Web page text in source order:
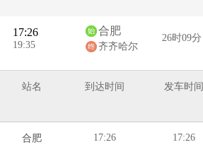
17:26
19:35
合肥
齐齐哈尔
26时09分
站名 到达时间 发车时间
合肥 17:26 17:26